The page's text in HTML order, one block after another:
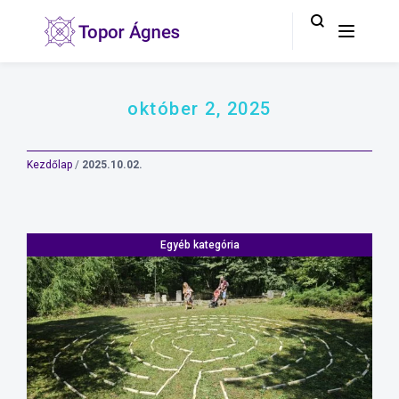
október 2, 2025
Kezdőlap / 2025.10.02.
Egyéb kategória